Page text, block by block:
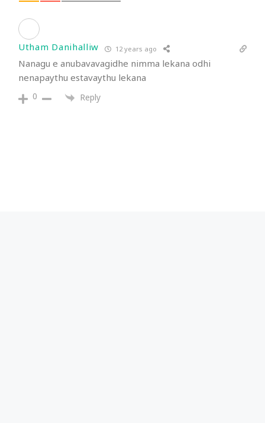
Utham Danihalliw 12 years ago
Nanagu e anubavavagidhe nimma lekana odhi
nenapaythu estavaythu lekana
0 Reply